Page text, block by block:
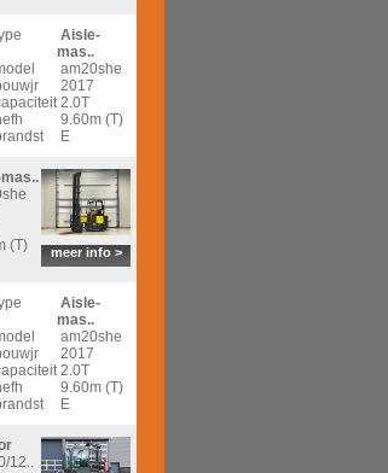
Aisle-
mas..
am20she
2017
2.0T
9.60m (T)
E
meer info >
(T)
Aisle-
mas..
am20she
2017
2.0T
9.60m (T)
E
12..